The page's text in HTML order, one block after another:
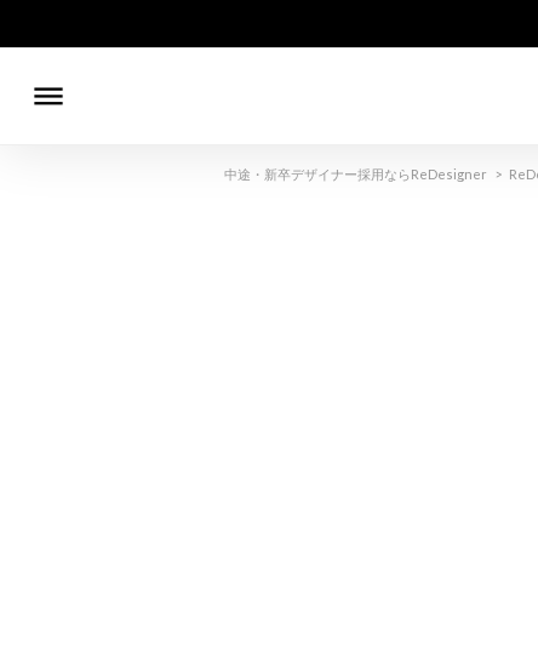
dehaze
中途・新卒デザイナー採用ならReDesigner >